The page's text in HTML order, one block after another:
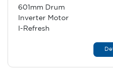
601mm Drum
Inverter Motor
I-Refresh